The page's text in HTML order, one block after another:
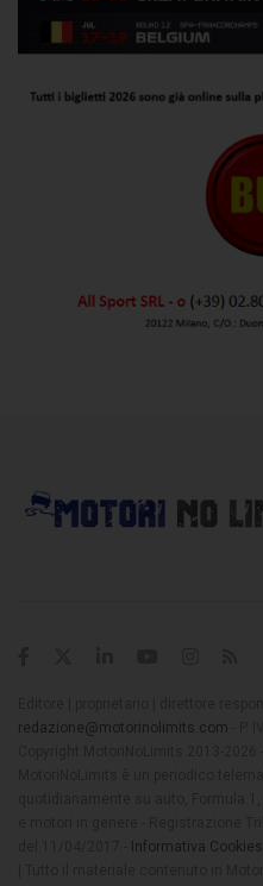
redazione@motorinolimits.com
Informativa Cookies